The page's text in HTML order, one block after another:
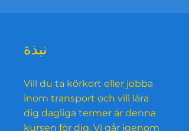
نبذة
Vill du ta körkort eller jobba
inom transport och vill lära
dig dagliga termer är denna
kursen för dig. Vi går igenom